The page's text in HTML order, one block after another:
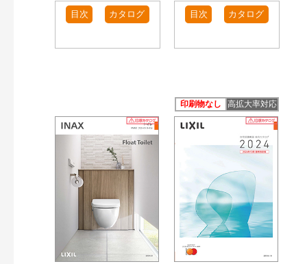
目次 カタログ 目次 カタログ
印刷物なし 高拡大率対応